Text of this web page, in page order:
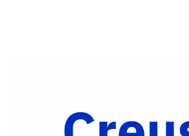
Facebook
Partager